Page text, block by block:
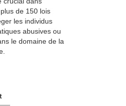
de 150 lois
les individus
abusives ou
le domaine de la